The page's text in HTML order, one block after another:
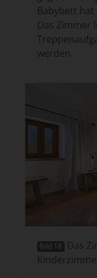
Babybett hat
Das Zimmer
werden.
Bild 18
Das